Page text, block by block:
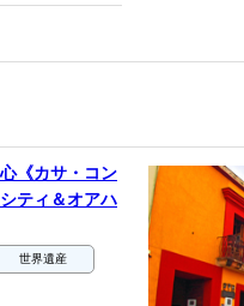
《カサ・コン
ティ＆オアハ
世界遺産